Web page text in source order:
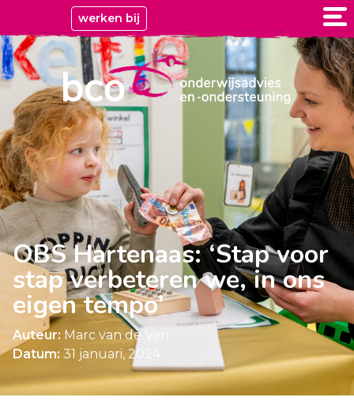
werken bij
OBS Hartenaas: ‘Stap voor
stap verbeteren we, in ons
eigen tempo’
Auteur: Marc van de Ven
Datum: 31 januari, 2024